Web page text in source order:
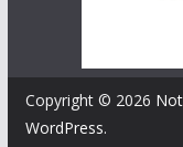
Copyright © 2026
WordPress.